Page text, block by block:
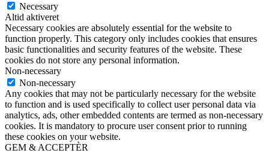
Necessary
Altid aktiveret
Necessary cookies are absolutely essential for the website to
function properly. This category only includes cookies that ensures
basic functionalities and security features of the website. These
cookies do not store any personal information.
Non-necessary
Non-necessary
Any cookies that may not be particularly necessary for the website
to function and is used specifically to collect user personal data via
analytics, ads, other embedded contents are termed as non-necessary
cookies. It is mandatory to procure user consent prior to running
these cookies on your website.
GEM & ACCEPTÈR